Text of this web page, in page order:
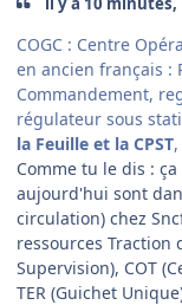
COGC : Centre
en ancien français :
Commandement,
régulateur sous
la Feuille et la CPST
Comme tu le dis :
aujourd'hui sont
circulation) chez
ressources Traction
Supervision), COT
TER (Guichet